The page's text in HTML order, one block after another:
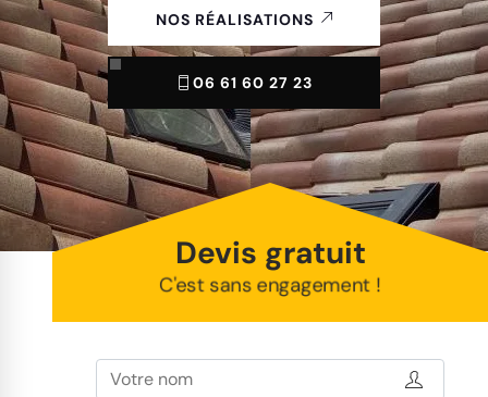
NOS RÉALISATIONS
06 61 60 27 23
Devis gratuit
C'est sans engagement !